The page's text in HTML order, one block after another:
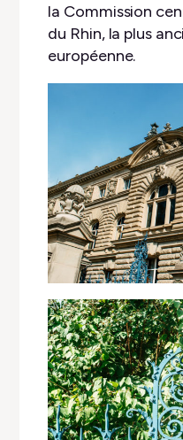
la Commission
du Rhin, la plus
européenne.